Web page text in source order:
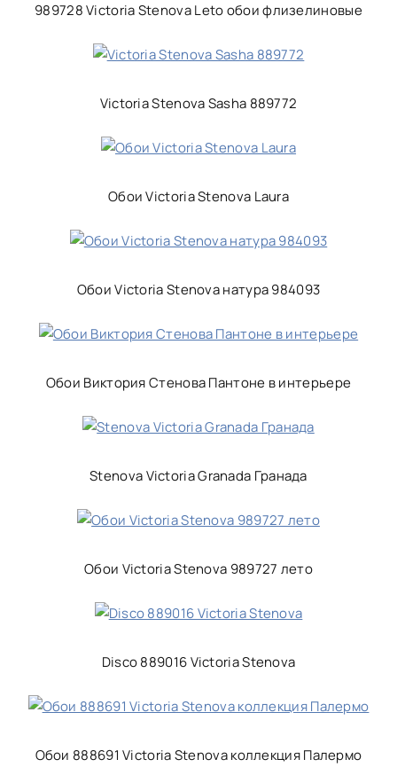
989728 Victoria Stenova Leto обои флизелиновые
Victoria Stenova Sasha 889772
Обои Victoria Stenova Laura
Обои Victoria Stenova натура 984093
Обои Виктория Стенова Пантоне в интерьере
Stenova Victoria Granada Гранада
Обои Victoria Stenova 989727 лето
Disco 889016 Victoria Stenova
Обои 888691 Victoria Stenova коллекция Палермо